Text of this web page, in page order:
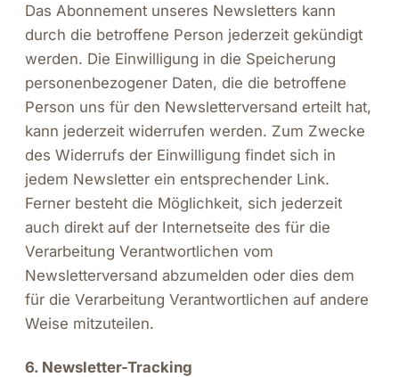
Das Abonnement unseres Newsletters kann
durch die betroffene Person jederzeit gekündigt
werden. Die Einwilligung in die Speicherung
personenbezogener Daten, die die betroffene
Person uns für den Newsletterversand erteilt hat,
kann jederzeit widerrufen werden. Zum Zwecke
des Widerrufs der Einwilligung findet sich in
jedem Newsletter ein entsprechender Link.
Ferner besteht die Möglichkeit, sich jederzeit
auch direkt auf der Internetseite des für die
Verarbeitung Verantwortlichen vom
Newsletterversand abzumelden oder dies dem
für die Verarbeitung Verantwortlichen auf andere
Weise mitzuteilen.
6. Newsletter-Tracking